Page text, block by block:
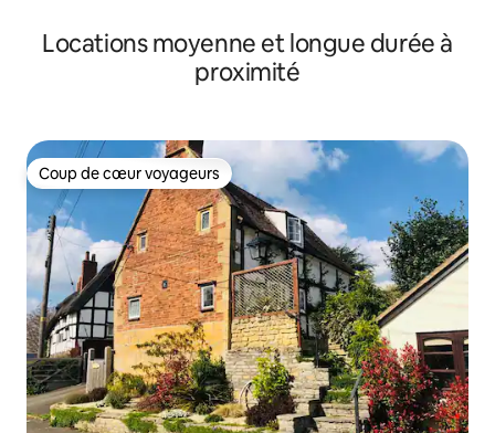
Locations moyenne et longue durée à
proximité
Coup de cœur voyageurs
Coup de cœur voyageurs